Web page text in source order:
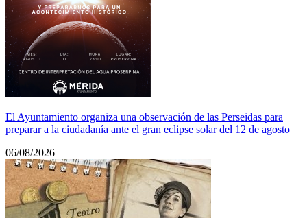
El Ayuntamiento organiza una observación de las Perseidas para
preparar a la ciudadanía ante el gran eclipse solar del 12 de agosto
06/08/2026